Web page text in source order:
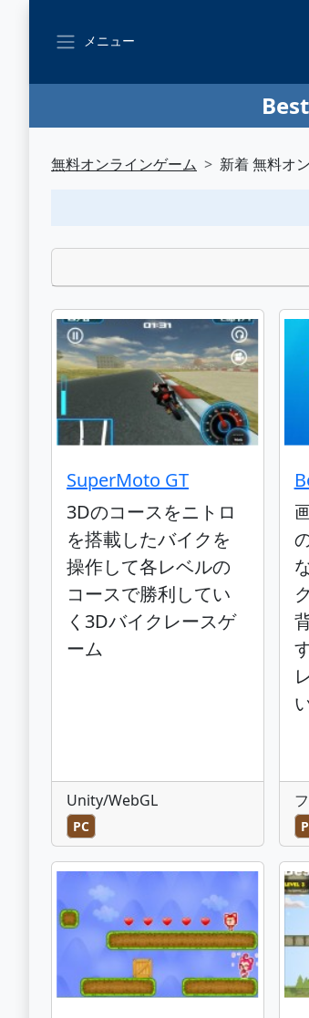
メニュー
無料オンラインゲーム 新着 無料オ
SuperMoto GT
3Dのコースをニトロ
を搭載したバイクを
操作して各レベルの
コースで勝利してい
く3Dバイクレースゲ
ーム
Unity/WebGL
PC